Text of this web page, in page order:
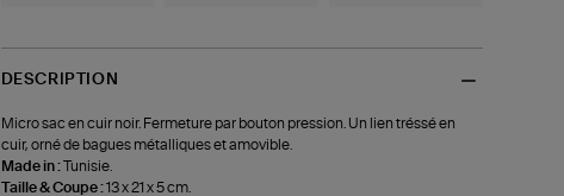
DESCRIPTION
Micro sac en cuir noir. Fermeture par bouton pression. Un lien tréssé en
cuir, orné de bagues métalliques et amovible.
Made in :Tunisie.
Taille & Coupe :13 x 21 x 5 cm.